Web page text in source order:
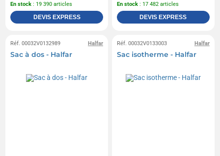
En stock : 19 390 articles
DEVIS EXPRESS
En stock : 17 482 articles
DEVIS EXPRESS
Halfar
Réf. 00032V0132989
Sac à dos - Halfar
Halfar
Réf. 00032V0133003
Sac isotherme - Halfar